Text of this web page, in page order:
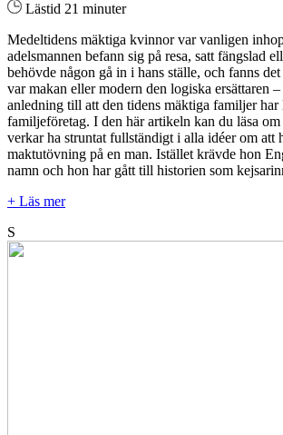
Lästid 21 minuter
Medeltidens mäktiga kvinnor var vanligen
adelsmannen befann sig på resa, satt fängslad
behövde någon gå in i hans ställe, och fanns
var makan eller modern den logiska ersättaren
anledning till att den tidens mäktiga familjer
familjeföretag. I den här artikeln kan du läsa
verkar ha struntat fullständigt i alla idéer om att
maktutövning på en man. Istället krävde hon
namn och hon har gått till historien som
+ Läs mer
S